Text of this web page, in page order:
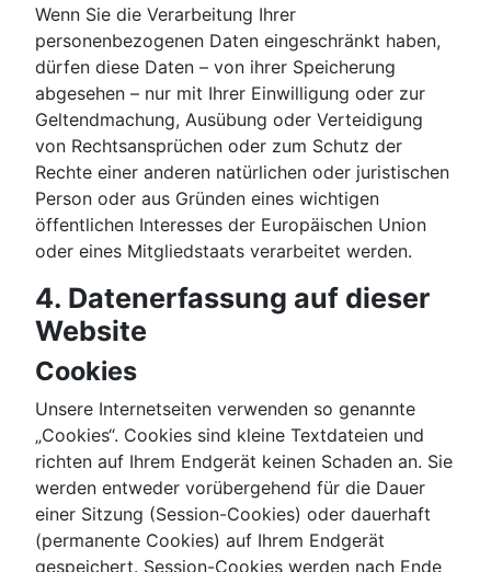
Wenn Sie die Verarbeitung Ihrer
personenbezogenen Daten eingeschränkt haben,
dürfen diese Daten – von ihrer Speicherung
abgesehen – nur mit Ihrer Einwilligung oder zur
Geltendmachung, Ausübung oder Verteidigung
von Rechtsansprüchen oder zum Schutz der
Rechte einer anderen natürlichen oder juristischen
Person oder aus Gründen eines wichtigen
öffentlichen Interesses der Europäischen Union
oder eines Mitgliedstaats verarbeitet werden.
4. Datenerfassung auf dieser
Website
Cookies
Unsere Internetseiten verwenden so genannte
„Cookies“. Cookies sind kleine Textdateien und
richten auf Ihrem Endgerät keinen Schaden an. Sie
werden entweder vorübergehend für die Dauer
einer Sitzung (Session-Cookies) oder dauerhaft
(permanente Cookies) auf Ihrem Endgerät
gespeichert. Session-Cookies werden nach Ende